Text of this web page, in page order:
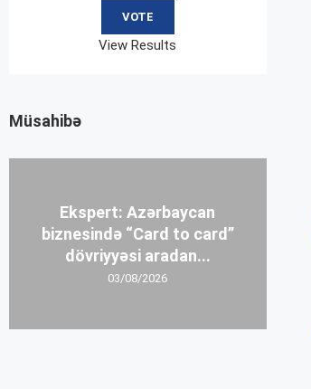
View Results
Müsahibə
Ekspert: Azərbaycan
biznesində “Card to card”
dövriyyəsi aradan...
03/08/2026